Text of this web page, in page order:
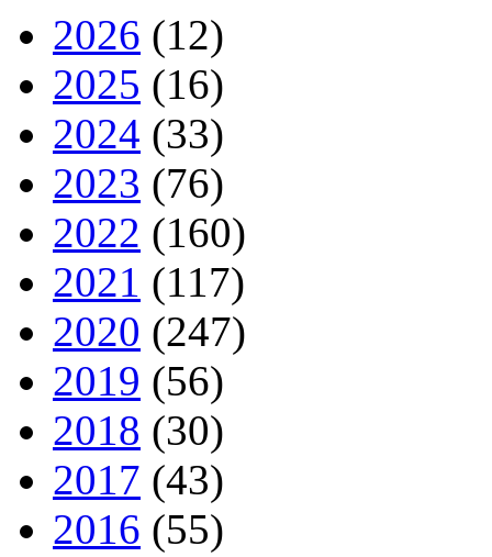
2026 (12)
2025 (16)
2024 (33)
2023 (76)
2022 (160)
2021 (117)
2020 (247)
2019 (56)
2018 (30)
2017 (43)
2016 (55)